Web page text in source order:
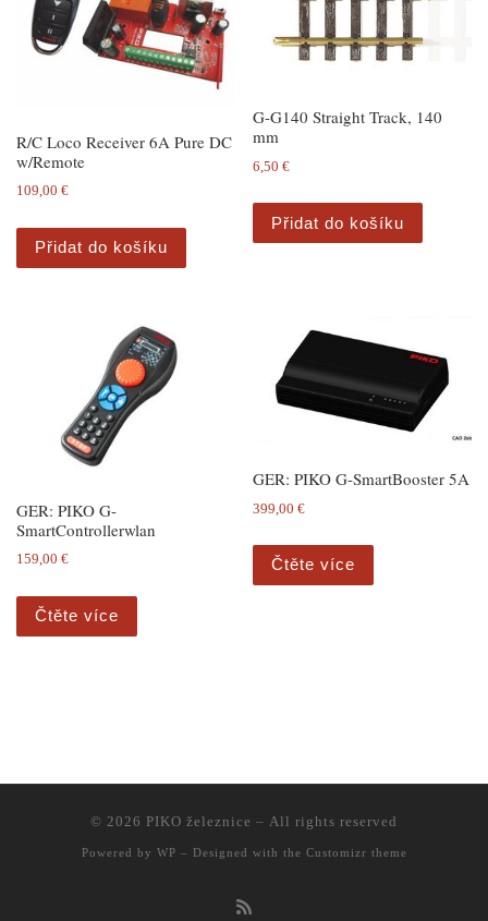
R/C Loco Receiver 6A Pure DC
w/Remote
109,00 €
Přidat do košíku
G-G140 Straight Track, 140
mm
6,50€
Přidat do košíku
GER: PIKO G-
SmartControllerwlan
159,00 €
Čtěte více
GER: PIKO G-SmartBooster 5A
399,00€
Čtěte více
© 2026 PIKO železnice – All rights reserved
Powered by WP – Designed with the Customizr theme